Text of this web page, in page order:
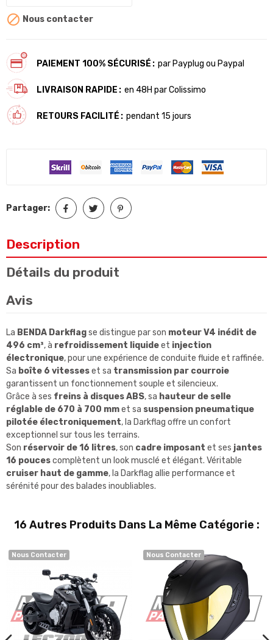
 Nous contacter
PAIEMENT 100% SÉCURISÉ par Payplug ou Paypal
LIVRAISON RAPIDE en 48H par Colissimo
RETOURS FACILITÉ pendant 15 jours
Partager:
Description
Détails du produit
Avis
La BENDA Darkflagse distingue par son moteur V4 inédit de
496 cm³, à refroidissement liquideet injection
électronique, pour une expérience de conduite fluide et raffinée.
Sa boîte 6 vitesseset sa transmission par courroie
garantissent un fonctionnement souple et silencieux.
Grâce à ses freins à disques ABS, sa hauteur de selle
réglable de 670 à 700 mmet sa suspension pneumatique
pilotée électroniquement, la Darkflag offre un confort
exceptionnel sur tous les terrains.
Son réservoir de 16 litres, son cadre imposant et ses jantes
16 poucescomplètent un look musclé et élégant. Véritable
cruiser haut de gamme, la Darkflag allie performance et
sérénité pour des balades inoubliables.
16 Autres Produits Dans La Même Catégorie :
Nous Contacter Nous Contacter